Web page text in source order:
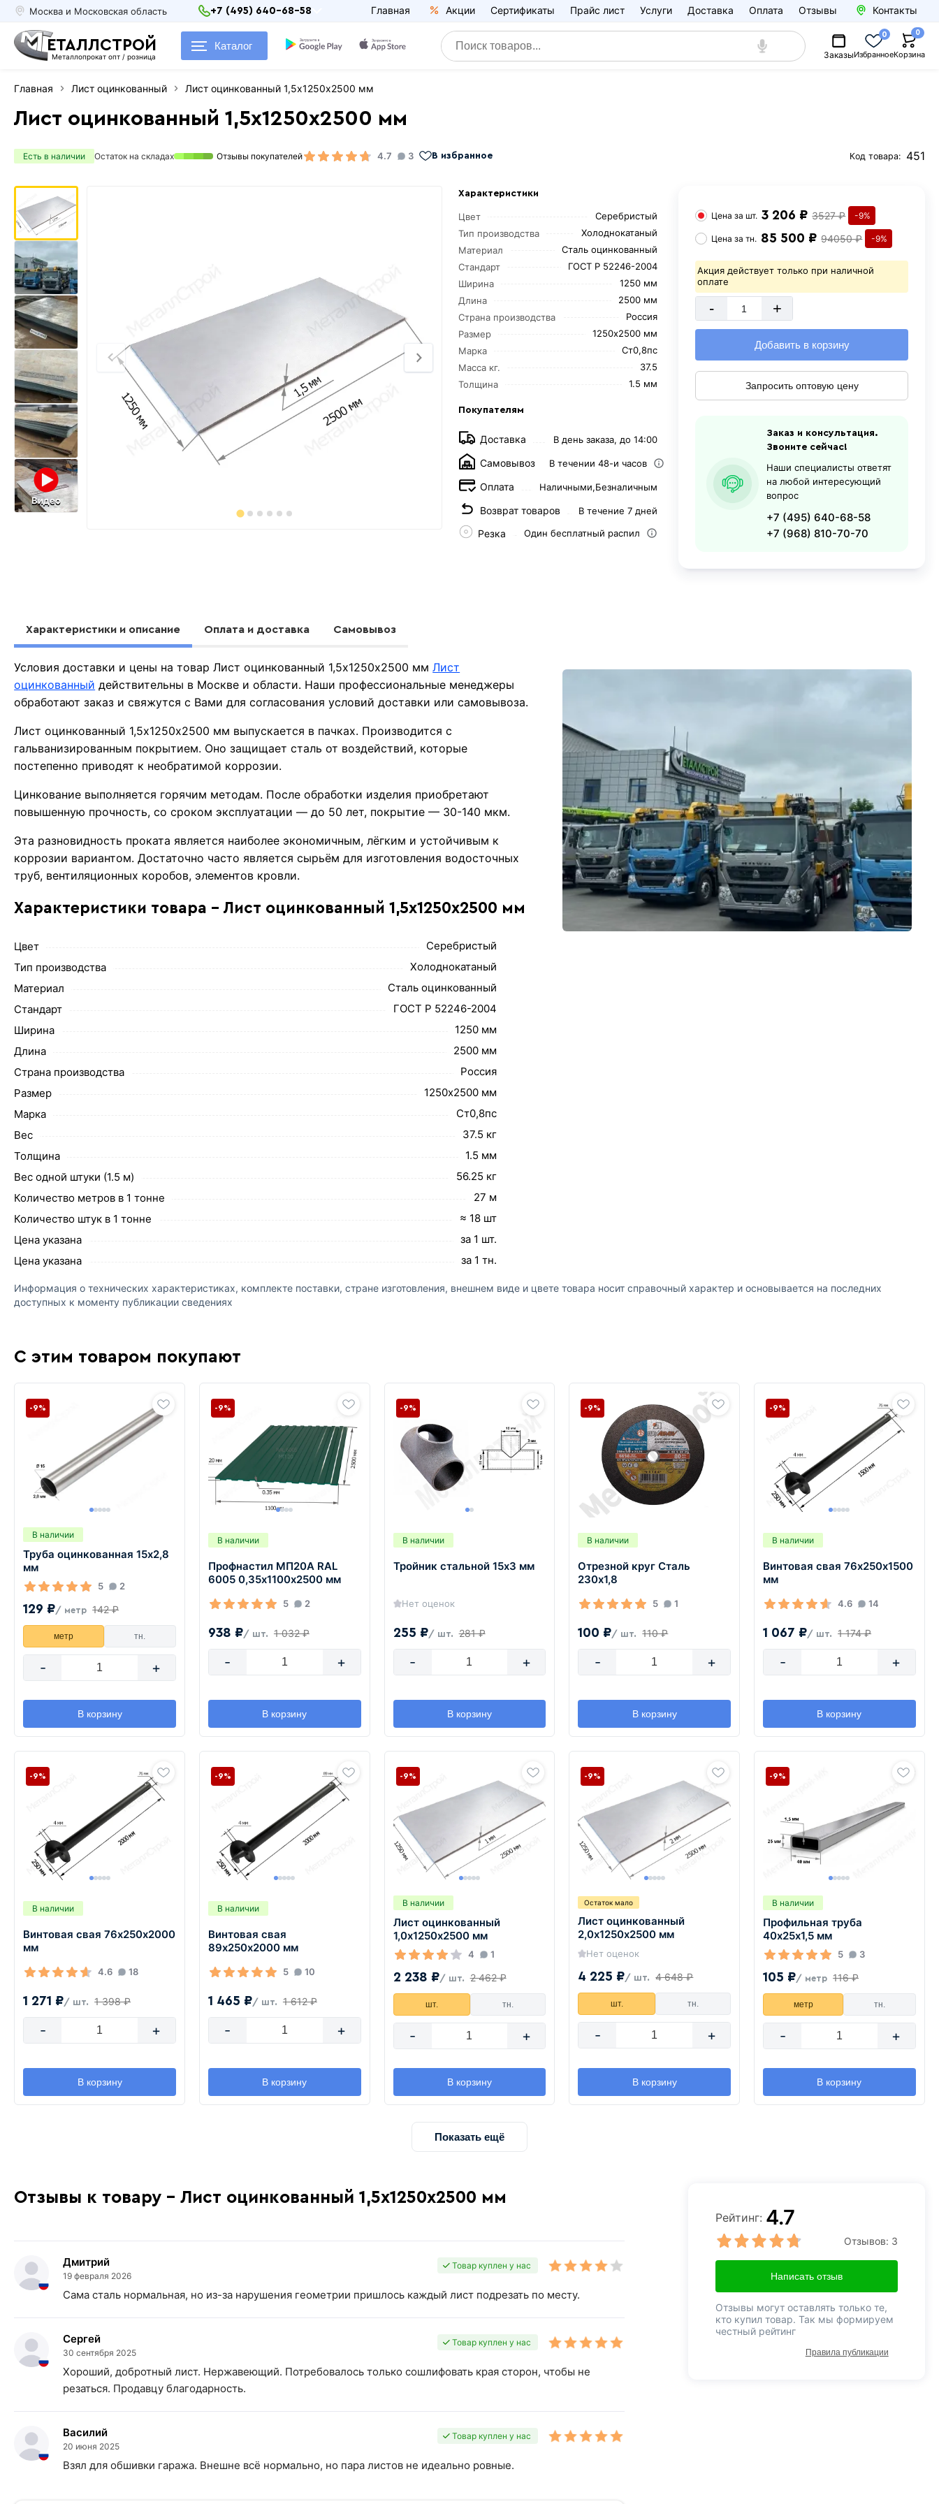
Москва и Московская область +7 (495) 640-68-58 Главная Акции Сертификаты Прайс лист Услуги Доставка Оплата Отзывы Контакты
ЕТАЛЛСТРОЙ
Металлопрокат опт / розница
Каталог
ЗаказыИзбранное
0
Корзина
0
Главная Лист оцинкованный Лист оцинкованный 1,5х1250х2500 мм
Лист оцинкованный 1,5х1250х2500 мм
Есть в наличии Остаток на складах Отзывы покупателей 4.7 3 В избранное Код товара: 451
Видео
Характеристики
Цвет
Серебристый
Тип производства
Холоднокатаный
Материал
Сталь оцинкованный
Стандарт
ГОСТ Р 52246-2004
Ширина
1250 мм
Длина
2500 мм
Страна производства
Россия
Размер
1250х2500 мм
Марка
Ст0,8пс
Масса кг.
37.5
Толщина
1.5 мм
Покупателям
Доставка В день заказа, до 14:00
Самовывоз В течении 48-и часов
Оплата Наличными,Безналичным
Возврат товаров В течение 7 дней
Резка Один бесплатный распил
Цена за шт. 3 206 ₽ 3527 ₽ -9%
Цена затн. 85 500 ₽ 94050 ₽ -9%
Акция действует только при наличной
оплате
- +
Добавить в корзину
Запросить оптовую цену
Заказ и консультация.
Звоните сейчас!
Наши специалисты ответят
на любой интересующий
вопрос
+7 (495) 640-68-58
+7 (968) 810-70-70
Характеристики и описание Оплата и доставка Самовывоз
Условия доставки и цены на товар Лист оцинкованный 1,5х1250х2500 ммЛист
оцинкованный действительны в Москве и области. Наши профессиональные менеджеры
обработают заказ и свяжутся с Вами для согласования условий доставки или самовывоза.
Лист оцинкованный 1,5х1250х2500 мм выпускается в пачках. Производится с
гальванизированным покрытием. Оно защищает сталь от воздействий, которые
постепенно приводят к необратимой коррозии.
Цинкование выполняется горячим методам. После обработки изделия приобретают
повышенную прочность, со сроком эксплуатации — до 50 лет, покрытие — 30-140 мкм.
Эта разновидность проката является наиболее экономичным, лёгким и устойчивым к
коррозии вариантом. Достаточно часто является сырьём для изготовления водосточных
труб, вентиляционных коробов, элементов кровли.
Характеристики товара - Лист оцинкованный 1,5х1250х2500 мм
Цвет
Серебристый
Тип производства
Холоднокатаный
Материал
Сталь оцинкованный
Стандарт
ГОСТ Р 52246-2004
Ширина
1250 мм
Длина
2500 мм
Страна производства
Россия
Размер
1250х2500 мм
Марка
Ст0,8пс
Вес
37.5 кг
Толщина
1.5 мм
Вес одной штуки (1.5 м)
56.25 кг
Количество метров в 1 тонне
27 м
Количество штук в 1 тонне
≈ 18 шт
Цена указана
за 1 шт.
Цена указана
за 1 тн.
Информация о технических характеристиках, комплекте поставки, стране изготовления, внешнем виде и цвете товара носит справочный характер и основывается на последних
доступных к моменту публикации сведениях
С этим товаром покупают
В наличии
Труба оцинкованная 15х2,8
мм
5 2
129 ₽/ метр 142 ₽
-9%
метр тн.
- +
В корзину
В наличии
Профнастил МП20А RAL
6005 0,35х1100х2500 мм
5 2
938 ₽/ шт. 1 032 ₽
-9%
- +
В корзину
В наличии
Тройник стальной 15х3 мм
Нет оценок
255 ₽/ шт. 281 ₽
-9%
- +
В корзину
В наличии
Отрезной круг Сталь
230х1,8
5 1
100 ₽/ шт. 110 ₽
-9%
- +
В корзину
В наличии
Винтовая свая 76х250х1500
мм
4.6 14
1 067 ₽/ шт. 1 174 ₽
-9%
- +
В корзину
В наличии
Винтовая свая 76х250х2000
мм
4.6 18
1 271 ₽/ шт. 1 398 ₽
-9%
- +
В корзину
В наличии
Винтовая свая
89х250х2000 мм
5 10
1 465 ₽/ шт. 1 612 ₽
-9%
- +
В корзину
В наличии
Лист оцинкованный
1,0х1250х2500 мм
4 1
2 238 ₽/ шт. 2 462 ₽
-9%
шт. тн.
- +
В корзину
Остаток мало
Лист оцинкованный
2,0х1250х2500 мм
Нет оценок
4 225 ₽/ шт. 4 648 ₽
-9%
шт. тн.
- +
В корзину
В наличии
Профильная труба
40х25х1,5 мм
5 3
105 ₽/ метр 116 ₽
-9%
метр тн.
- +
В корзину
Показать ещё
Отзывы к товару - Лист оцинкованный 1,5х1250х2500 мм
Дмитрий
19 февраля 2026
Товар куплен у нас
Сама сталь нормальная, но из-за нарушения геометрии пришлось каждый лист подрезать по месту.
Сергей
30 сентября 2025
Товар куплен у нас
Хороший, добротный лист. Нержавеющий. Потребовалось только сошлифовать края сторон, чтобы не
резаться. Продавцу благодарность.
Василий
20 июня 2025
Товар куплен у нас
Взял для обшивки гаража. Внешне всё нормально, но пара листов не идеально ровные.
Рейтинг: 4.7
Отзывов: 3
Написать отзыв
Отзывы могут оставлять только те,
кто купил товар. Так мы формируем
честный рейтинг
Правила публикации